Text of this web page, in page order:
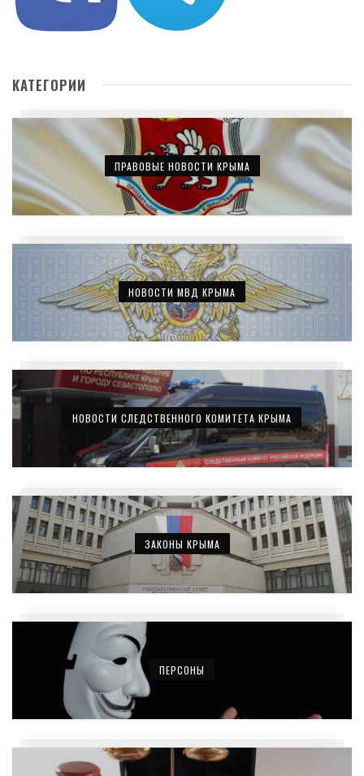
КАТЕГОРИИ
ПРАВОВЫЕ НОВОСТИ КРЫМА
НОВОСТИ МВД КРЫМА
НОВОСТИ СЛЕДСТВЕННОГО КОМИТЕТА КРЫМА
ЗАКОНЫ КРЫМА
ПЕРСОНЫ